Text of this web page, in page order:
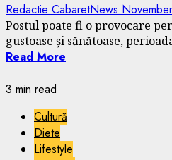
Redactie CabaretNews
Postul poate fi o provocare
gustoase și sănătoase,
Read More
3 min read
Cultură
Diete
Lifestyle